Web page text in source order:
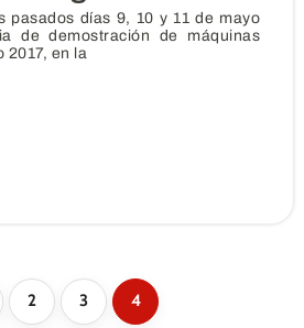
pasados días 9, 10 y 11 de mayo
de demostración de máquinas
2017, en la
2 3 4